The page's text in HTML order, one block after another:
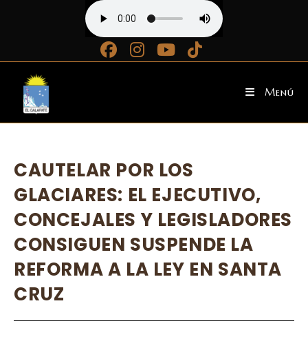
contenido
Menú
CAUTELAR POR LOS
GLACIARES: EL EJECUTIVO,
CONCEJALES Y LEGISLADORES
CONSIGUEN SUSPENDE LA
REFORMA A LA LEY EN SANTA
CRUZ